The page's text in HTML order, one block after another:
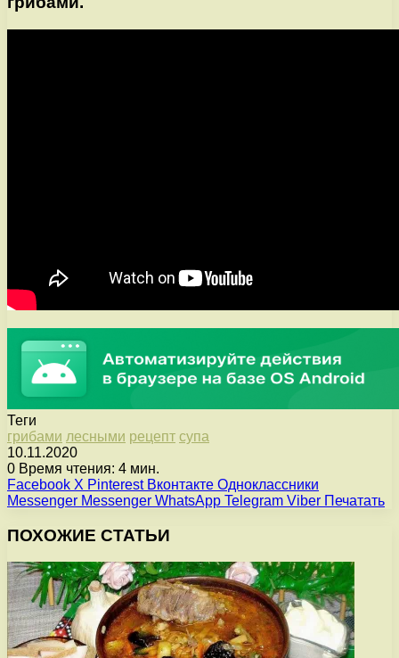
Теги
грибами лесными рецепт супа
10.11.2020
0 Время чтения: 4 мин.
Facebook X Pinterest Вконтакте Одноклассники
Messenger Messenger WhatsApp Telegram Viber Печатать
ПОХОЖИЕ СТАТЬИ